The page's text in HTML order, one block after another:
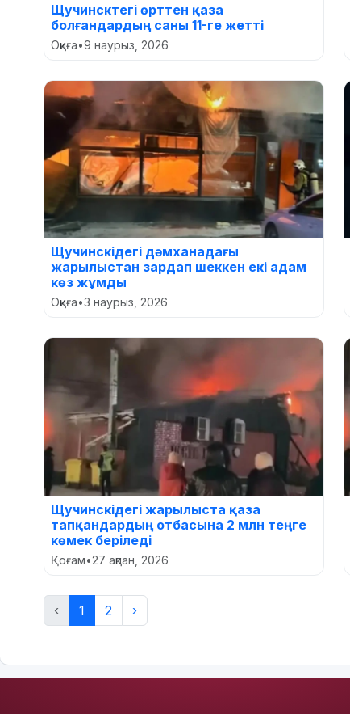
Щучинсктегі өрттен қаза
болғандардың саны 11-ге жетті
Оқиға•9 наурыз, 2026
Щучинскідегі дәмханадағы
жарылыстан зардап шеккен екі адам
көз жұмды
Оқиға•3 наурыз, 2026
Щучинскідегі жарылыста қаза
тапқандардың отбасына 2 млн теңге
көмек беріледі
Қоғам•27 ақпан, 2026
‹ 1 2 ›